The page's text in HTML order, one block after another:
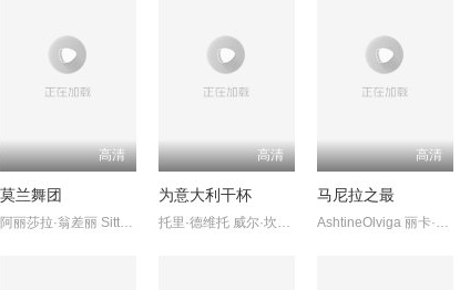
高清
莫兰舞团
阿丽莎拉·翁差丽 SitthiphonDisamoe
高清
为意大利干杯
托里·德维托 威尔·坎普 莉莉·奈特
高清
马尼拉之最
AshtineOlviga 丽卡·佩拉莱约